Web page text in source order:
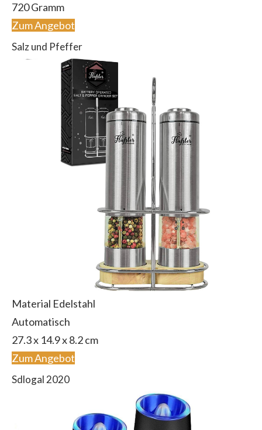
720 Gramm
Zum Angebot
Salz und Pfeffer
Material Edelstahl
Automatisch
27.3 x 14.9 x 8.2 cm
Zum Angebot
Sdlogal 2020